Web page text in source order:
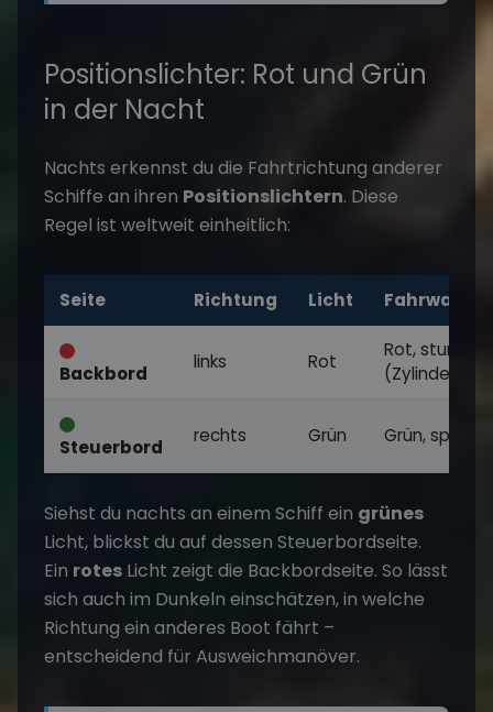
Positionslichter: Rot und Grün
in der Nacht
Nachts erkennst du die Fahrtrichtung anderer
Schiffe an ihren Positionslichtern. Diese
Regel ist weltweit einheitlich:
Seite Richtung Licht
Backbord
links Rot
Rot, stumpf
(Zylinder)
Steuerbord
rechts Grün Grün, spitz
Siehst du nachts an einem Schiff ein grünes
Licht, blickst du auf dessen Steuerbordseite.
Ein rotes Licht zeigt die Backbordseite. So lässt
sich auch im Dunkeln einschätzen, in welche
Richtung ein anderes Boot fährt –
entscheidend für Ausweichmanöver.